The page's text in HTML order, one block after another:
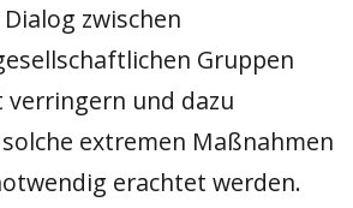
zwischen
Gruppen
und dazu
extremen Maßnahmen
erachtet werden.